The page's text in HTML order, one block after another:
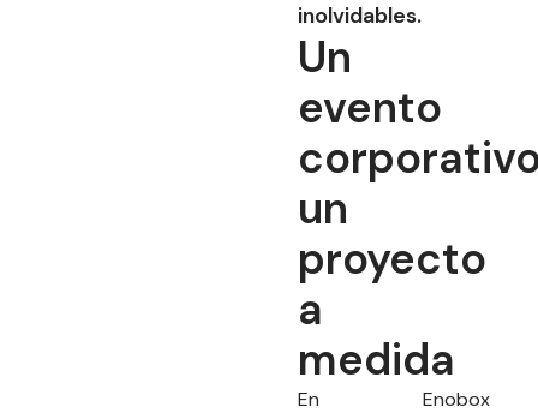
inolvidables.
Un
evento
un
proyecto
a
medida
En Enobox